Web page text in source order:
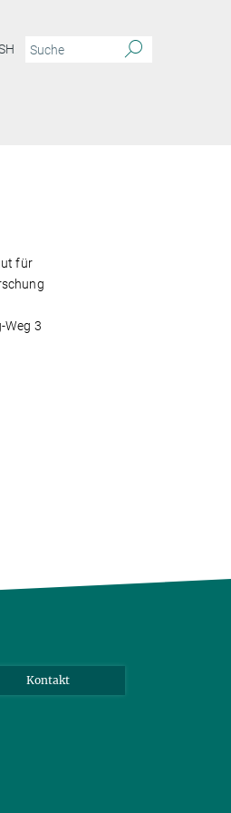
für
Weg 3
Kontakt